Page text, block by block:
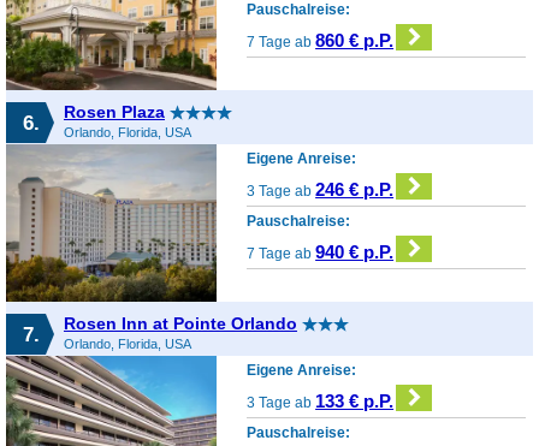
Pauschalreise:
7 Tage ab860 € p.P.
6. Rosen Plaza
Orlando, Florida, USA
Eigene Anreise:
3 Tage ab246 € p.P.
Pauschalreise:
7 Tage ab940 € p.P.
7. Rosen Inn at Pointe Orlando
Orlando, Florida, USA
Eigene Anreise:
3 Tage ab 133 € p.P.
Pauschalreise: